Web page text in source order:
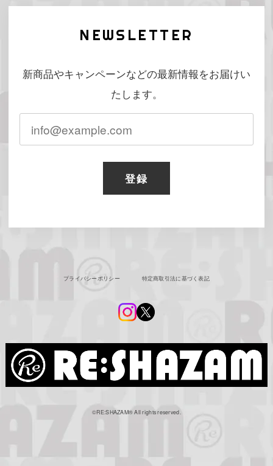
NEWSLETTER
新商品やキャンペーンなどの最新情報をお届けい
たします。
登録
プライバシーポリシー 特定商取引法に基づく表記
©︎RE:SHAZAM®︎ All rights reserved.